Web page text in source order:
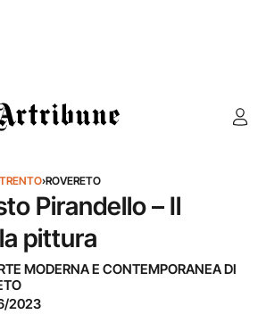
TRENTO›ROVERETO
Pirandello – Il
pittura
MODERNA E CONTEMPORANEA DI
2023